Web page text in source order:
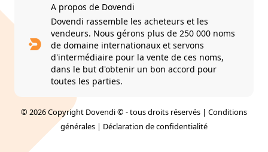
A propos de Dovendi
Dovendi rassemble les acheteurs et les
vendeurs. Nous gérons plus de 250 000 noms
de domaine internationaux et servons
d'intermédiaire pour la vente de ces noms,
dans le but d'obtenir un bon accord pour
toutes les parties.
© 2026 Copyright Dovendi © - tous droits réservés | Conditions
générales | Déclaration de confidentialité